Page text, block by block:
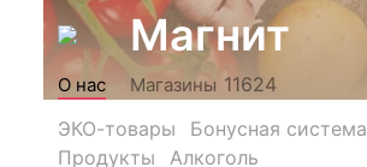
Магнит
О нас Магазины 11624
ЭКО-товары
Бонусная система
Продукты
Алкоголь